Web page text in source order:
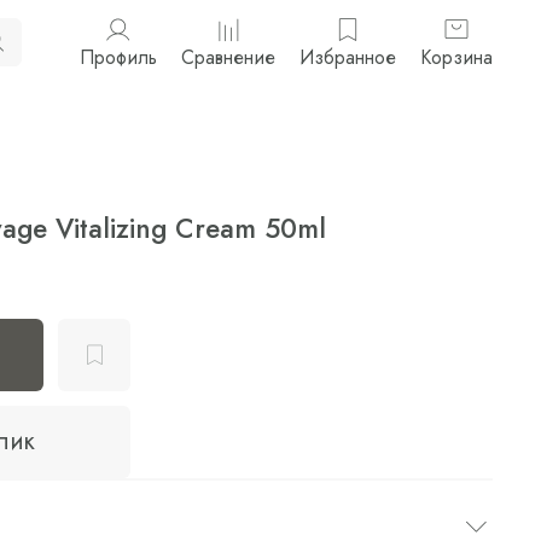
Профиль Сравнение Избранное Корзина
Vitalizing Cream 50ml